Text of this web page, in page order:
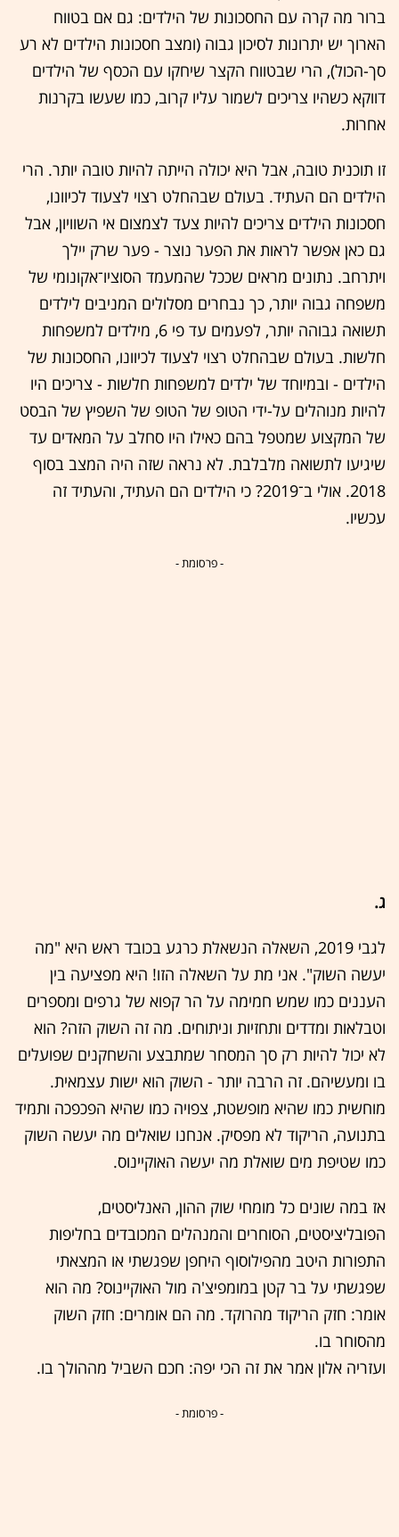
ברור מה קרה עם החסכונות של הילדים: גם אם בטווח
הארוך יש יתרונות לסיכון גבוה (ומצב חסכונות הילדים לא רע
סך-הכול), הרי שבטווח הקצר שיחקו עם הכסף של הילדים
דווקא כשהיו צריכים לשמור עליו קרוב, כמו שעשו בקרנות
אחרות.
זו תוכנית טובה, אבל היא יכולה הייתה להיות טובה יותר. הרי
הילדים הם העתיד. בעולם שבהחלט רצוי לצעוד לכיוונו,
חסכונות הילדים צריכים להיות צעד לצמצום אי השוויון, אבל
גם כאן אפשר לראות את הפער נוצר - פער שרק יילך
ויתרחב. נתונים מראים שככל שהמעמד הסוציו־אקונומי של
משפחה גבוה יותר, כך נבחרים מסלולים המניבים לילדים
תשואה גבוהה יותר, לפעמים עד פי 6, מילדים למשפחות
חלשות. בעולם שבהחלט רצוי לצעוד לכיוונו, החסכונות של
הילדים - ובמיוחד של ילדים למשפחות חלשות - צריכים היו
להיות מנוהלים על-ידי הטופ של הטופ של השפיץ של הבסט
של המקצוע שמטפל בהם כאילו היו סחלב על המאדים עד
שיגיעו לתשואה מלבלבת. לא נראה שזה היה המצב בסוף
2018. אולי ב־2019? כי הילדים הם העתיד, והעתיד זה
עכשיו.
- פרסומת -
ג.
לגבי 2019, השאלה הנשאלת כרגע בכובד ראש היא "מה
יעשה השוק". אני מת על השאלה הזו! היא מפציעה בין
העננים כמו שמש חמימה על הר קפוא של גרפים ומספרים
וטבלאות ומדדים ותחזיות וניתוחים. מה זה השוק הזה? הוא
לא יכול להיות רק סך המסחר שמתבצע והשחקנים שפועלים
בו ומעשיהם. זה הרבה יותר - השוק הוא ישות עצמאית.
מוחשית כמו שהיא מופשטת, צפויה כמו שהיא הפכפכה ותמיד
בתנועה, הריקוד לא מפסיק. אנחנו שואלים מה יעשה השוק
כמו שטיפת מים שואלת מה יעשה האוקיינוס.
אז במה שונים כל מומחי שוק ההון, האנליסטים,
הפובליציסטים, הסוחרים והמנהלים המכובדים בחליפות
התפורות היטב מהפילוסוף היחפן שפגשתי או המצאתי
שפגשתי על בר קטן במומפיצ'ה מול האוקיינוס? מה הוא
אומר: חזק הריקוד מהרוקד. מה הם אומרים: חזק השוק
מהסוחר בו.
ועזריה אלון אמר את זה הכי יפה: חכם השביל מההולך בו.
- פרסומת -